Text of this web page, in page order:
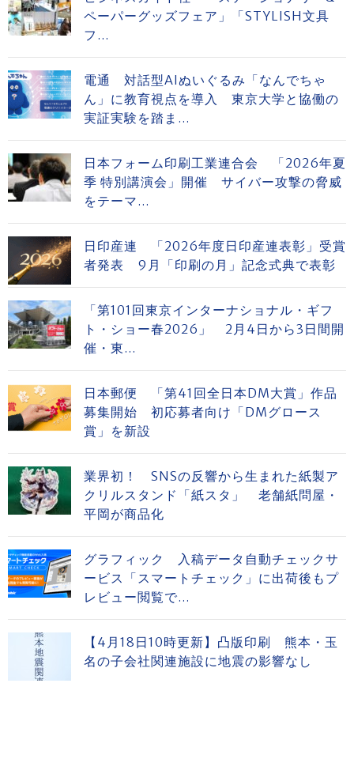
ペーパーグッズフェア」「STYLISH文具
フ...
電通 対話型AIぬいぐるみ「なんでちゃ
ん」に教育視点を導入 東京大学と協働の
実証実験を踏ま...
日本フォーム印刷工業連合会 「2026年夏
季 特別講演会」開催 サイバー攻撃の脅威
をテーマ...
日印産連 「2026年度日印産連表彰」受賞
者発表 9月「印刷の月」記念式典で表彰
「第101回東京インターナショナル・ギフ
ト・ショー春2026」 2月4日から3日間開
催・東...
日本郵便 「第41回全日本DM大賞」作品
募集開始 初応募者向け「DMグロース
賞」を新設
業界初！ SNSの反響から生まれた紙製ア
クリルスタンド「紙スタ」 老舗紙問屋・
平岡が商品化
グラフィック 入稿データ自動チェックサ
ービス「スマートチェック」に出荷後もプ
レビュー閲覧で...
【4月18日10時更新】凸版印刷 熊本・玉
名の子会社関連施設に地震の影響なし